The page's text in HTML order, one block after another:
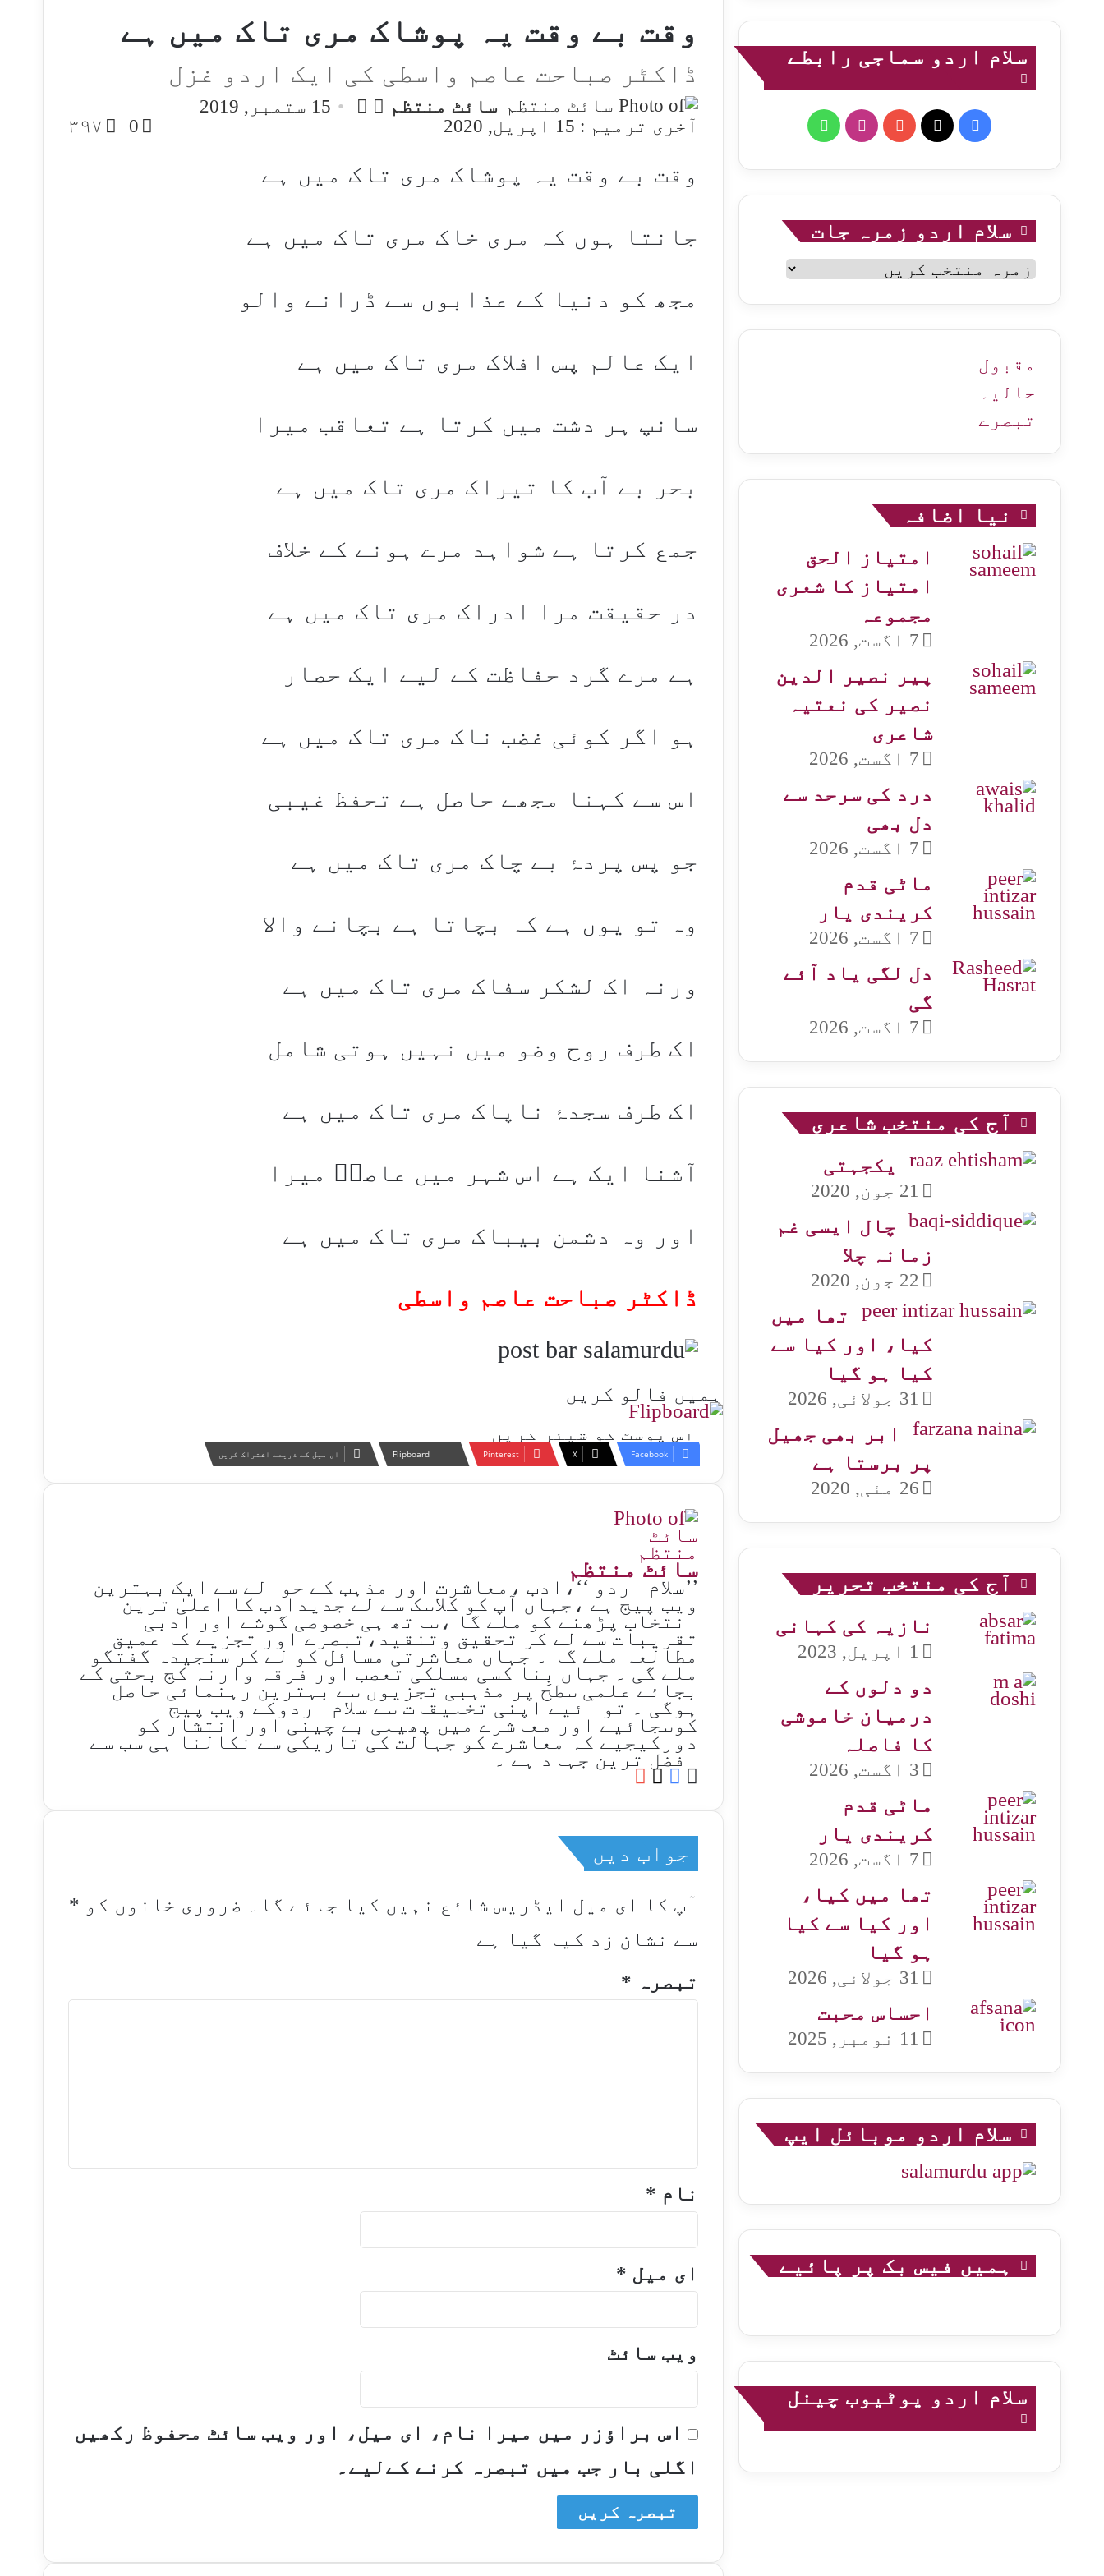
وقت بے وقت یہ پوشاک مری تاک میں ہے
ڈاکٹر صباحت عاصم واسطی کی ایک اردو غزل
سائٹ منتظم
Follow
Send15 ستمبر, 2019
آخری ترمیم : 15 اپریل, 2020
0 ۳۹۷
وقت بے وقت یہ پوشاک مری تاک میں ہے
جانتا ہوں کہ مری خاک مری تاک میں ہے
مجھ کو دنیا کے عذابوں سے ڈرانے والو
ایک عالم پس افلاک مری تاک میں ہے
سانپ ہر دشت میں کرتا ہے تعاقب میرا
بحر بے آب کا تیراک مری تاک میں ہے
جمع کرتا ہے شواہد مرے ہونے کے خلاف
در حقیقت مرا ادراک مری تاک میں ہے
ہے مرے گرد حفاظت کے لیے ایک حصار
ہو اگر کوئی غضب ناک مری تاک میں ہے
اس سے کہنا مجھے حاصل ہے تحفظ غیبی
جو پس پردۂ بے چاک مری تاک میں ہے
وہ تو یوں ہے کہ بچاتا ہے بچانے والا
ورنہ اک لشکر سفاک مری تاک میں ہے
اک طرف روح وضو میں نہیں ہوتی شامل
اک طرف سجدۂ ناپاک مری تاک میں ہے
آشنا ایک ہے اس شہر میں عاصمؔ میرا
اور وہ دشمن بیباک مری تاک میں ہے
ڈاکٹر صباحت عاصم واسطی
ہمیں فالو کریں
اس پوسٹ کو شیئر کریں
Facebook
X
Pinterest
Flipboard ای میل کے ذریعے اشتراک کریں
سائٹ منتظم
’’سلام اردو ‘‘،ادب ،معاشرت اور مذہب کے حوالے سے ایک بہترین
ویب پیج ہے ،جہاں آپ کو کلاسک سے لے جدیدادب کا اعلیٰ ترین
انتخاب پڑھنے کو ملے گا ،ساتھ ہی خصوصی گوشے اور ادبی
تقریبات سے لے کر تحقیق وتنقید،تبصرے اور تجزیے کا عمیق
مطالعہ ملے گا ۔ جہاں معاشرتی مسائل کو لے کر سنجیدہ گفتگو
ملے گی ۔ جہاں بِنا کسی مسلکی تعصب اور فرقہ وارنہ کج بحثی کے
بجائے علمی سطح پر مذہبی تجزیوں سے بہترین رہنمائی حاصل
ہوگی ۔ تو آئیے اپنی تخلیقات سے سلام اردوکے ویب پیج
کوسجائیے اور معاشرے میں پھیلی بے چینی اور انتشار کو
دورکیجیے کہ معاشرے کو جہالت کی تاریکی سے نکالنا ہی سب سے
افضل ترین جہاد ہے ۔
Website
Facebook
X
YouTube
جواب دیں
آپ کا ای میل ایڈریس شائع نہیں کیا جائے گا۔ ضروری خانوں کو *
سے نشان زد کیا گیا ہے
تبصرہ *
نام *
ای میل *
ویب‌ سائٹ
اس براؤزر میں میرا نام، ای میل، اور ویب سائٹ محفوظ رکھیں
اگلی بار جب میں تبصرہ کرنے کےلیے۔
سلام اردو سماجی رابطے
Facebook
YouTube
Instagram
WhatsApp
سلام اردو زمرہ جات
سلام
اردو
زمرہ
مقبول
حالیہ
تبصرے
نیا اضافہ
امتیاز الحق
امتیاز کا شعری
مجموعہ
7 اگست, 2026
پیر نصیر الدین
نصیر کی نعتیہ
شاعری
7 اگست, 2026
درد کی سرحد سے
دل بھی
7 اگست, 2026
ماٹی قدم
کریندی یار
7 اگست, 2026
دل لگی یاد آئے
گی
7 اگست, 2026
آج کی منتخب شاعری
یکجہتی
21 جون, 2020
چال ایسی غم
زمانہ چلا
22 جون, 2020
تھا میں
کیا، اور کیا سے
کیا ہو گیا
31 جولائی, 2026
ابر بھی جھیل
پر برستا ہے
26 مئی, 2020
آج کی منتخب تحریر
نازیہ کی کہانی
1 اپریل, 2023
دو دلوں کے
درمیان خاموشی
کا فاصلہ
3 اگست, 2026
ماٹی قدم
کریندی یار
7 اگست, 2026
تھا میں کیا،
اور کیا سے کیا
ہو گیا
31 جولائی, 2026
احساس محبت
11 نومبر, 2025
سلام اردو موبائل ایپ
ہمیں فیس بک پر پائیے
سلام اردو یوٹیوب چینل